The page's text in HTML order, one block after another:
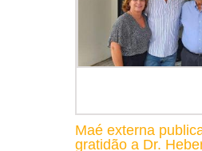
Maé externa
gratidão a Dr.